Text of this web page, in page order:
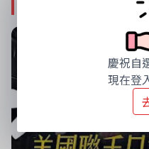
慶祝自
現在登